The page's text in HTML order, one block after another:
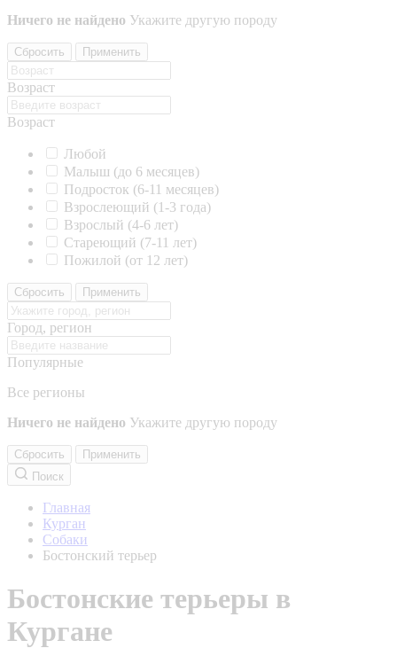
Ничего не найдено Укажите другую породу
Сбросить Применить
Возраст
Возраст
Любой
Малыш (до 6 месяцев)
Подросток (6-11 месяцев)
Взрослеющий (1-3 года)
Взрослый (4-6 лет)
Стареющий (7-11 лет)
Пожилой (от 12 лет)
Сбросить Применить
Город, регион
Популярные
Все регионы
Ничего не найдено Укажите другую породу
Сбросить
Применить
Поиск
Главная
Курган
Собаки
Бостонский терьер
Бостонские терьеры в
Кургане